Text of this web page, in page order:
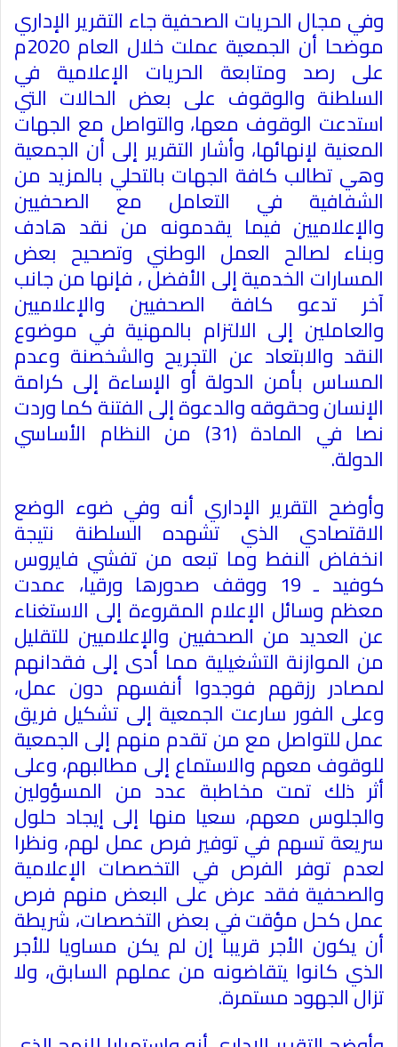
وفي مجال الحريات الصحفية جاء التقرير الإداري
موضحا أن الجمعية عملت خلال العام 2020م
على رصد ومتابعة الحريات الإعلامية في
السلطنة والوقوف على بعض الحالات التي
استدعت الوقوف معها، والتواصل مع الجهات
المعنية لإنهائها، وأشار التقرير إلى أن الجمعية
وهي تطالب كافة الجهات بالتحلي بالمزيد من
الشفافية في التعامل مع الصحفيين
والإعلاميين فيما يقدمونه من نقد هادف
وبناء لصالح العمل الوطني وتصحيح بعض
المسارات الخدمية إلى الأفضل ، فإنها من جانب
آخر تدعو كافة الصحفيين والإعلاميين
والعاملين إلى الالتزام بالمهنية في موضوع
النقد والابتعاد عن التجريح والشخصنة وعدم
المساس بأمن الدولة أو الإساءة إلى كرامة
الإنسان وحقوقه والدعوة إلى الفتنة كما وردت
نصا في المادة (31) من النظام الأساسي
الدولة.
وأوضح التقرير الإداري أنه وفي ضوء الوضع
الاقتصادي الذي تشهده السلطنة نتيجة
انخفاض النفط وما تبعه من تفشي فايروس
كوفيد ـ 19 ووقف صدورها ورقيا، عمدت
معظم وسائل الإعلام المقروءة إلى الاستغناء
عن العديد من الصحفيين والإعلاميين للتقليل
من الموازنة التشغيلية مما أدى إلى فقدانهم
لمصادر رزقهم فوجدوا أنفسهم دون عمل،
وعلى الفور سارعت الجمعية إلى تشكيل فريق
عمل للتواصل مع من تقدم منهم إلى الجمعية
للوقوف معهم والاستماع إلى مطالبهم، وعلى
أثر ذلك تمت مخاطبة عدد من المسؤولين
والجلوس معهم، سعيا منها إلى إيجاد حلول
سريعة تسهم في توفير فرص عمل لهم، ونظرا
لعدم توفر الفرص في التخصصات الإعلامية
والصحفية فقد عرض على البعض منهم فرص
عمل كحل مؤقت في بعض التخصصات، شريطة
أن يكون الأجر قريبا إن لم يكن مساويا للأجر
الذي كانوا يتقاضونه من عملهم السابق، ولا
تزال الجهود مستمرة.